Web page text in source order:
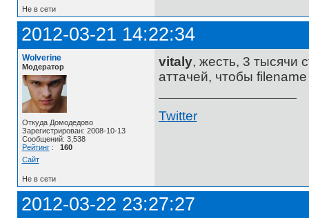
Не в сети
2012-03-21 14:22:34
Wolverine
Модератор
Откуда Домодедово
Зарегистрирован: 2008-10-13
Сообщений: 3,538
Рейтинг: 160
Сайт
vitaly, жесть, 3 тысячи
аттачей, чтобы
Twitter
Не в сети
2012-03-22 23:27:27